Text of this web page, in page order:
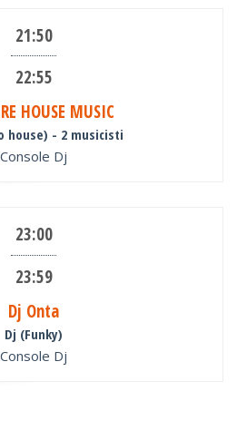
21:50
22:55
HOUSE MUSIC
house) - 2 musicisti
Console Dj
23:00
23:59
Dj Onta
Dj (Funky)
Console Dj